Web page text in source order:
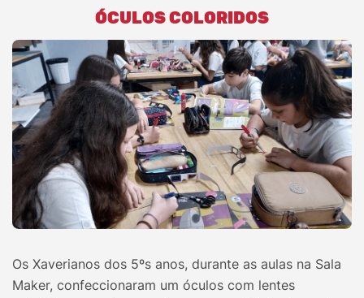
ÓCULOS COLORIDOS
Os Xaverianos dos 5ºs anos, durante as aulas na Sala
Maker, confeccionaram um óculos com lentes